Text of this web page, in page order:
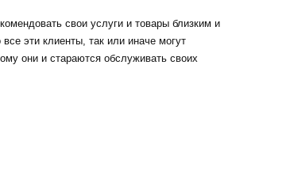
свои услуги и товары близким и
эти клиенты, так или иначе могут
они и стараются обслуживать своих